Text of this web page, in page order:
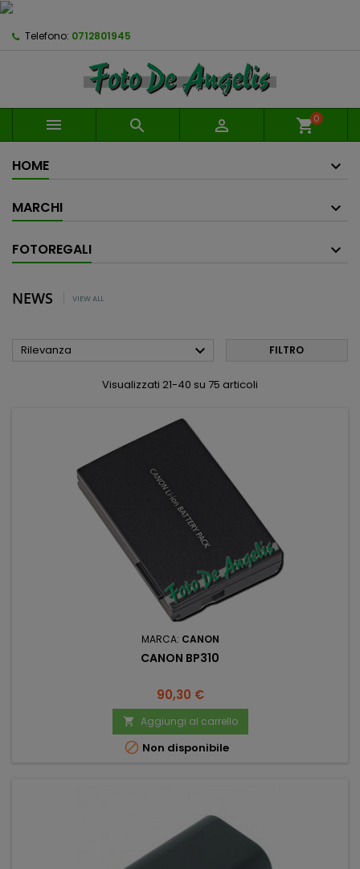
Telefono: 0712801945
   shopping_cart0
HOME
MARCHI
FOTOREGALI
NEWS VIEW ALL
Rilevanza  FILTRO
Visualizzati 21-40 su 75 articoli
MARCA: CANON
CANON BP310
Prezzo
90,30 €
 Aggiungi al carrello
 Non disponibile